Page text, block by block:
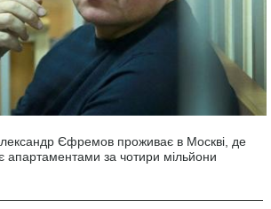
Єфремов проживає в Москві, де
апартаментами за чотири мільйони